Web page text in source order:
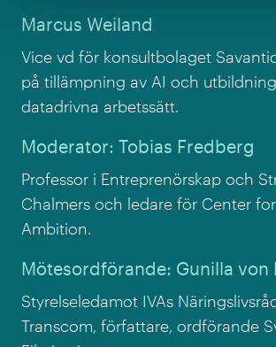
Marcus Weiland
Vice vd för konsultbolaget
på tillämpning av AI och
datadrivna arbetssätt.
Moderator: Tobias Fredberg
Professor i Entreprenörskap och
Chalmers och ledare för Center
Ambition.
Mötesordförande: Gunilla von
Styrelseledamot IVAs
Transcom, författare, ordförande